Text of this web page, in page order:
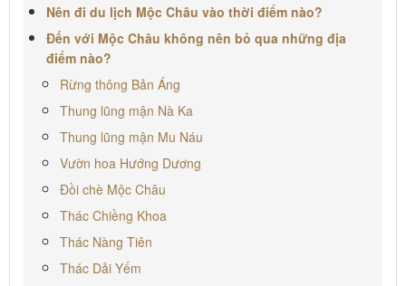
Nên đi du lịch Mộc Châu vào thời điểm nào?
Đến với Mộc Châu không nên bỏ qua những địa
điểm nào?
Rừng thông Bản Áng
Thung lũng mận Nà Ka
Thung lũng mận Mu Náu
Vườn hoa Hướng Dương
Đồi chè Mộc Châu
Thác Chiềng Khoa
Thác Nàng Tiên
Thác Dải Yếm